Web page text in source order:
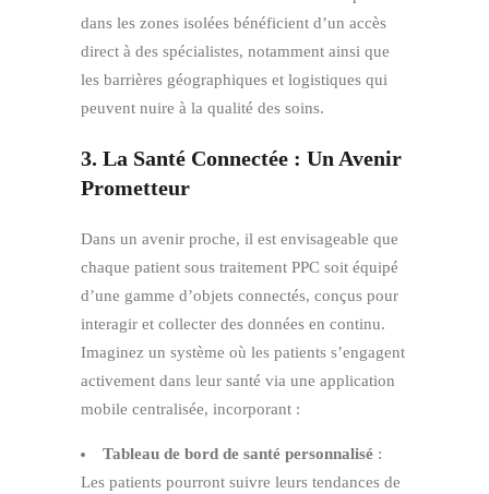
dans les zones isolées bénéficient d’un accès
direct à des spécialistes, notamment ainsi que
les barrières géographiques et logistiques qui
peuvent nuire à la qualité des soins.
3. La Santé Connectée : Un Avenir
Prometteur
Dans un avenir proche, il est envisageable que
chaque patient sous traitement PPC soit équipé
d’une gamme d’objets connectés, conçus pour
interagir et collecter des données en continu.
Imaginez un système où les patients s’engagent
activement dans leur santé via une application
mobile centralisée, incorporant :
Tableau de bord de santé personnalisé :
Les patients pourront suivre leurs tendances de